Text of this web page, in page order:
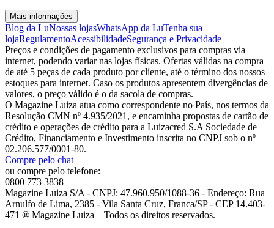
Mais informações
Blog da LuNossas lojasWhatsApp da LuTenha sua
lojaRegulamentoAcessibilidadeSegurança e Privacidade
Preços e condições de pagamento exclusivos para compras via
internet, podendo variar nas lojas físicas. Ofertas válidas na compra
de até 5 peças de cada produto por cliente, até o término dos nossos
estoques para internet. Caso os produtos apresentem divergências de
valores, o preço válido é o da sacola de compras.
O Magazine Luiza atua como correspondente no País, nos termos da
Resolução CMN nº 4.935/2021, e encaminha propostas de cartão de
crédito e operações de crédito para a Luizacred S.A Sociedade de
Crédito, Financiamento e Investimento inscrita no CNPJ sob o nº
02.206.577/0001-80.
Compre pelo chat
ou compre pelo telefone:
0800 773 3838
Magazine Luiza S/A - CNPJ: 47.960.950/1088-36 - Endereço: Rua
Arnulfo de Lima, 2385 - Vila Santa Cruz, Franca/SP - CEP 14.403-
471 ® Magazine Luiza – Todos os direitos reservados.